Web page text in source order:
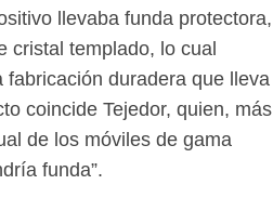
llevaba funda protectora,
cristal templado, lo cual
fabricación duradera que lleva
coincide Tejedor, quien, más
de los móviles de gama
funda”.